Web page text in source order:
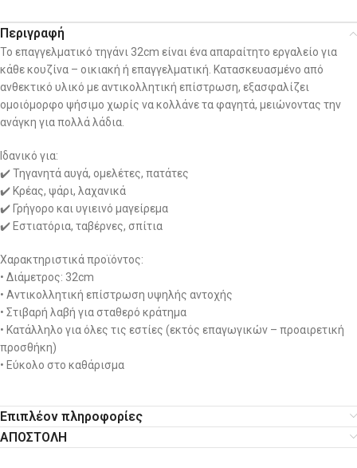
Περιγραφή
Το επαγγελματικό τηγάνι 32cm είναι ένα απαραίτητο εργαλείο για
κάθε κουζίνα – οικιακή ή επαγγελματική. Κατασκευασμένο από
ανθεκτικό υλικό με αντικολλητική επίστρωση, εξασφαλίζει
ομοιόμορφο ψήσιμο χωρίς να κολλάνε τα φαγητά, μειώνοντας την
ανάγκη για πολλά λάδια.
Ιδανικό για:
✔️ Τηγανητά αυγά, ομελέτες, πατάτες
✔️ Κρέας, ψάρι, λαχανικά
✔️ Γρήγορο και υγιεινό μαγείρεμα
✔️ Εστιατόρια, ταβέρνες, σπίτια
Χαρακτηριστικά προϊόντος:
• Διάμετρος: 32cm
• Αντικολλητική επίστρωση υψηλής αντοχής
• Στιβαρή λαβή για σταθερό κράτημα
• Κατάλληλο για όλες τις εστίες (εκτός επαγωγικών – προαιρετική
προσθήκη)
• Εύκολο στο καθάρισμα
Επιπλέον πληροφορίες
ΑΠΟΣΤΟΛΗ